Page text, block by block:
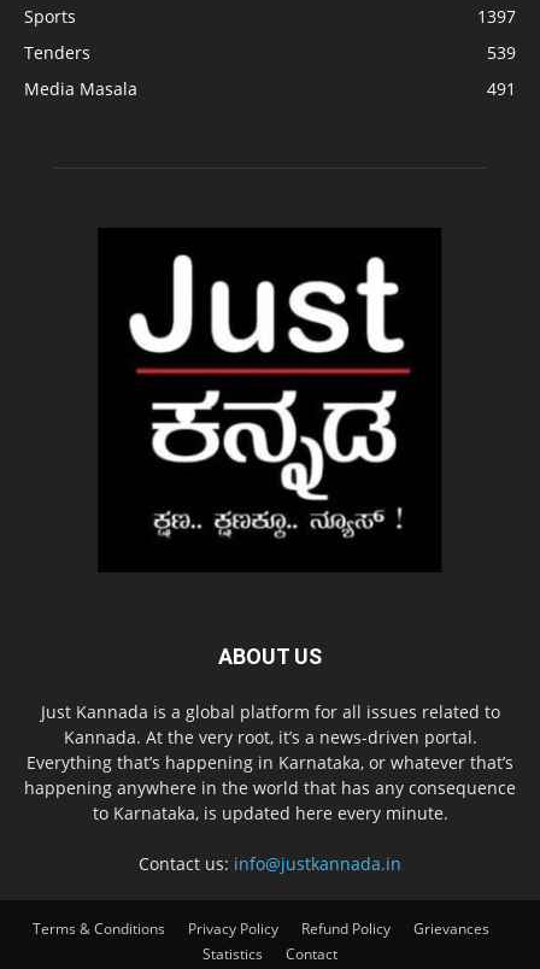
Sports
1397
Tenders
539
Media Masala
491
ABOUT US
Just Kannada is a global platform for all issues related to
Kannada. At the very root, it’s a news-driven portal.
Everything that’s happening in Karnataka, or whatever that’s
happening anywhere in the world that has any consequence
to Karnataka, is updated here every minute.
Contact us: info@justkannada.in
Terms & Conditions Privacy Policy Refund Policy
Grievances
Statistics
Contact